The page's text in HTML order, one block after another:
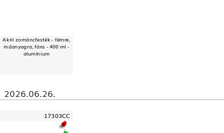
Akril zománcfesték - fémre,
műanyagra, fára - 400 ml -
alumínium
2026.06.26.
17303CC